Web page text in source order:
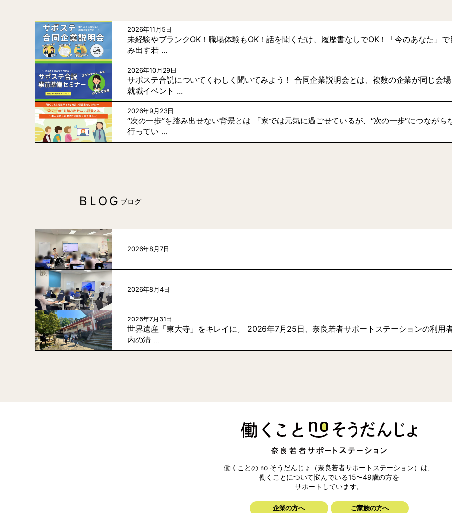
2026年11月5日
未経験やブランクOK！職場体験もOK！話を聞くだけ、履歴書なしでOK！「今のあなた」
み出す若 ...
2026年10月29日
サポステ合説についてくわしく聞いてみよう！ 合同企業説明会とは、複数の企業が同じ会
就職イベント ...
2026年9月23日
“次の一歩”を踏み出せない背景とは 「家では元気に過ごせているが、“次の一歩“につながら
行ってい ...
BLOG ブログ
2026年8月7日
2026年8月4日
2026年7月31日
世界遺産「東大寺」をキレイに。 2026年7月25日、奈良若者サポートステーションの利用
内の清 ...
働くことの no そうだんじょ（奈良若者サポートステーション）は、
働くことについて悩んでいる15〜49歳の方を
サポートしています。
企業の方へ ご家族の方へ